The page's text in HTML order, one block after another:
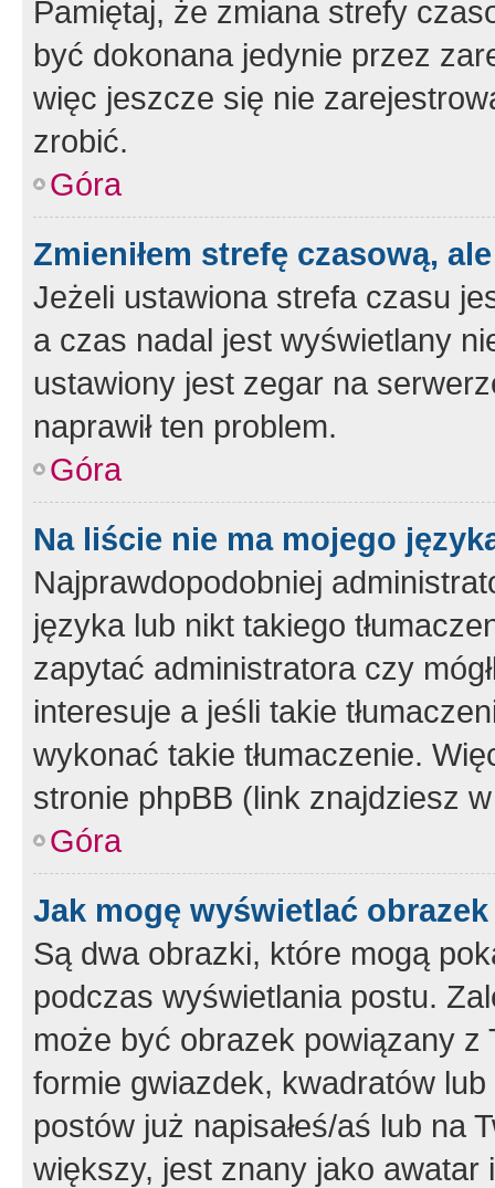
Pamiętaj, że zmiana strefy
być dokonana jedynie przez
więc jeszcze się nie
zrobić.
Góra
Zmieniłem strefę czasową,
Jeżeli ustawiona strefa czasu
a czas nadal jest wyświetlany
ustawiony jest zegar na
naprawił ten problem.
Góra
Na liście nie ma mojego
Najprawdopodobniej
języka lub nikt takiego
zapytać administratora czy
interesuje a jeśli takie
wykonać takie tłumaczenie.
stronie phpBB (link znajdziesz
Góra
Jak mogę wyświetlać
Są dwa obrazki, które mogą
podczas wyświetlania postu.
może być obrazek powiązany z
formie gwiazdek, kwadratów
postów już napisałeś/aś lub na
większy, jest znany jako